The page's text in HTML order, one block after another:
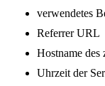
verwendetes
Referrer URL
Hostname des
Uhrzeit der